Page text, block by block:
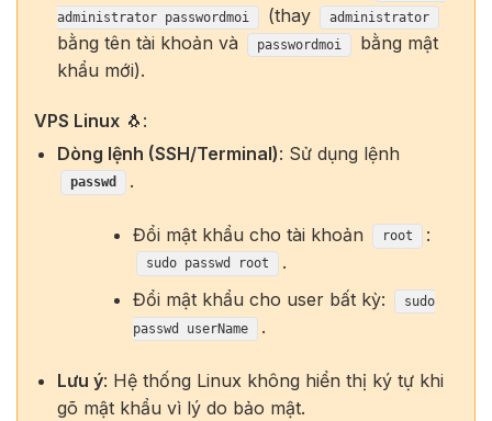
administrator passwordmoi
(thay administrator
bằng tên tài khoản và passwordmoi
bằng mật
khẩu mới).
VPS Linux 🐧:
Dòng lệnh (SSH/Terminal): Sử dụng lệnh
passwd .
Đổi mật khẩu cho tài khoản root :
sudo passwd root
.
Đổi mật khẩu cho user bất kỳ:
sudo
passwd userName
.
Lưu ý: Hệ thống Linux không hiển thị ký tự khi
gõ mật khẩu vì lý do bảo mật.